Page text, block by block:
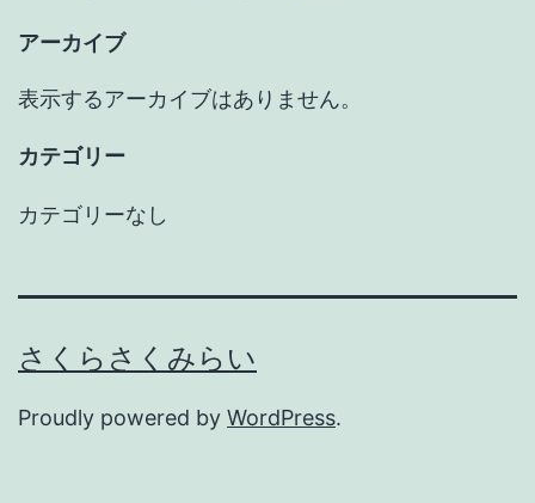
アーカイブ
表示するアーカイブはありません。
カテゴリー
カテゴリーなし
さくらさくみらい
Proudly powered by WordPress.